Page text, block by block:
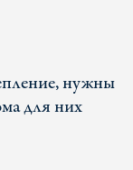
нужны
для них